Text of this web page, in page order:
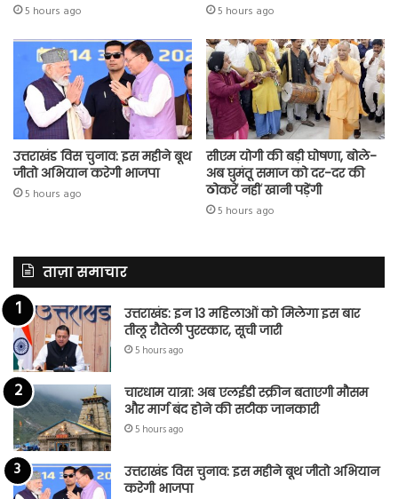
5 hours ago
5 hours ago
उत्तराखंड विस चुनाव: इस महीने बूथ
जीतो अभियान करेगी भाजपा
5 hours ago
सीएम योगी की बड़ी घोषणा, बोले-
अब घुमंतू समाज को दर-दर की
ठोकरें नहीं खानी पड़ेंगी
5 hours ago
ताज़ा समाचार
उत्तराखंड: इन 13 महिलाओं को मिलेगा इस बार
तीलू रौतेली पुरस्कार, सूची जारी
5 hours ago
चारधाम यात्रा: अब एलईडी स्क्रीन बताएगी मौसम
और मार्ग बंद होने की सटीक जानकारी
5 hours ago
उत्तराखंड विस चुनाव: इस महीने बूथ जीतो अभियान
करेगी भाजपा